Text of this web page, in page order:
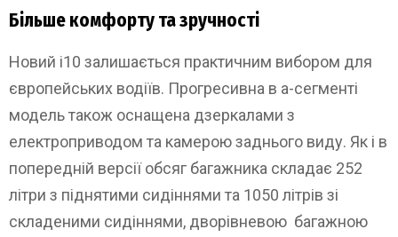
Більше комфорту та зручності
Новий i10 залишається практичним вибором для
європейських водіїв. Прогресивна в а-сегменті
модель також оснащена дзеркалами з
електроприводом та камерою заднього виду. Як і в
попередній версії обсяг багажника складає 252
літри з піднятими сидіннями та 1050 літрів зі
складеними сидіннями, дворівневою багажною